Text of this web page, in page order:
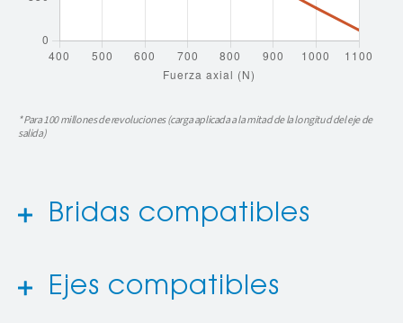
* Para 100 millones de revoluciones (carga aplicada a la mitad de la longitud del eje de
salida)
Bridas compatibles
Ejes compatibles